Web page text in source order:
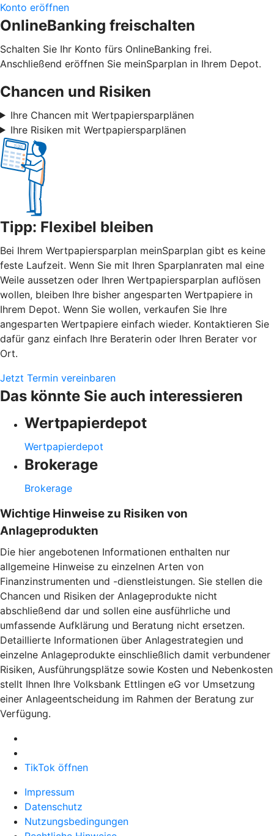
Konto eröffnen
OnlineBanking freischalten
Schalten Sie Ihr Konto fürs OnlineBanking frei.
Anschließend eröffnen Sie meinSparplan in Ihrem Depot.
Chancen und Risiken
Ihre Chancen mit Wertpapiersparplänen
Ihre Risiken mit Wertpapiersparplänen
Tipp: Flexibel bleiben
Bei Ihrem Wertpapiersparplan meinSparplan gibt es keine
feste Laufzeit. Wenn Sie mit Ihren Sparplanraten mal eine
Weile aussetzen oder Ihren Wertpapiersparplan auflösen
wollen, bleiben Ihre bisher angesparten Wertpapiere in
Ihrem Depot. Wenn Sie wollen, verkaufen Sie Ihre
angesparten Wertpapiere einfach wieder. Kontaktieren Sie
dafür ganz einfach Ihre Beraterin oder Ihren Berater vor
Ort.
Jetzt Termin vereinbaren
Das könnte Sie auch interessieren
Wertpapierdepot
Wertpapierdepot
Brokerage
Brokerage
Wichtige Hinweise zu Risiken von
Anlageprodukten
Die hier angebotenen Informationen enthalten nur
allgemeine Hinweise zu einzelnen Arten von
Finanzinstrumenten und -dienstleistungen. Sie stellen die
Chancen und Risiken der Anlageprodukte nicht
abschließend dar und sollen eine ausführliche und
umfassende Aufklärung und Beratung nicht ersetzen.
Detaillierte Informationen über Anlagestrategien und
einzelne Anlageprodukte einschließlich damit verbundener
Risiken, Ausführungsplätze sowie Kosten und Nebenkosten
stellt Ihnen Ihre Volksbank Ettlingen eG vor Umsetzung
einer Anlageentscheidung im Rahmen der Beratung zur
Verfügung.
TikTok öffnen
Impressum
Datenschutz
Nutzungsbedingungen